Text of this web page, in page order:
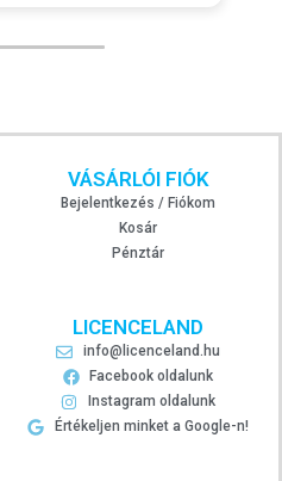
VÁSÁRLÓI FIÓK
Bejelentkezés / Fiókom
Kosár
Pénztár
LICENCELAND
info@licenceland.hu
Facebook oldalunk
Instagram oldalunk
Értékeljen minket a Google-n!